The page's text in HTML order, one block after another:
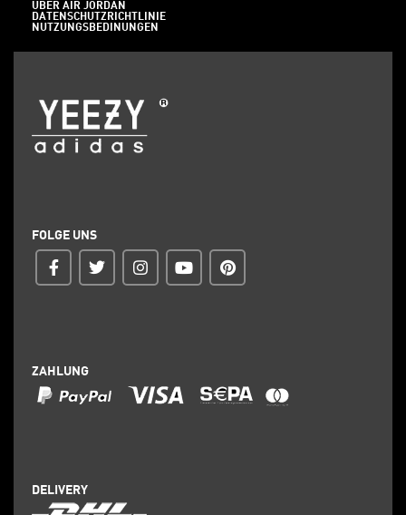
ÜBER AIR JORDAN
DATENSCHUTZRICHTLINIE
NUTZUNGSBEDINUNGEN
FOLGE UNS
ZAHLUNG
DELIVERY